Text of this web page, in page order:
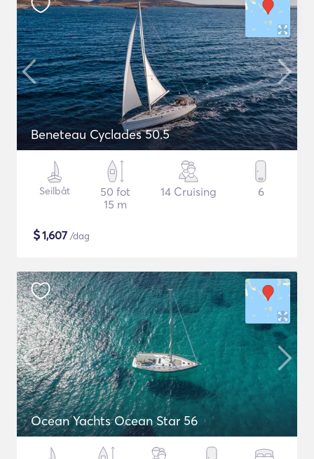
Beneteau Cyclades 50.5
Seilbåt
50 fot
15 m
14 Cruising 6
$1,607 /dag
Ocean Yachts Ocean Star 56